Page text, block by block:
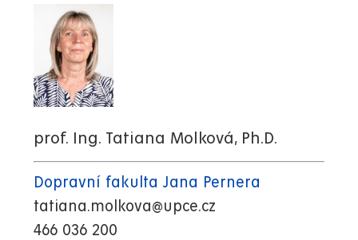
prof. Ing. Tatiana Molková, Ph.D.
Dopravní fakulta Jana Pernera
tatiana.molkova@upce.cz
466 036 200